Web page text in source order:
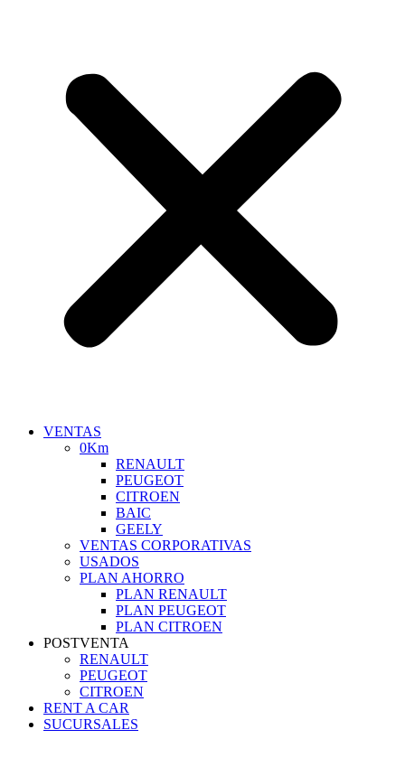
VENTAS
0Km
RENAULT
PEUGEOT
CITROEN
BAIC
GEELY
VENTAS CORPORATIVAS
USADOS
PLAN AHORRO
PLAN RENAULT
PLAN PEUGEOT
PLAN CITROEN
POSTVENTA
RENAULT
PEUGEOT
CITROEN
RENT A CAR
SUCURSALES